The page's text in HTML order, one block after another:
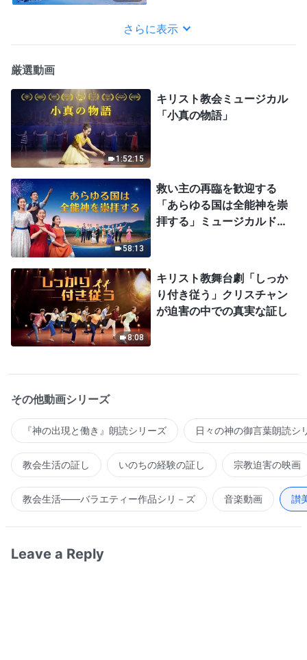
さらに表示
厳選動画
1:52:15
キリスト教会ミュージカル
「小真の物語」
58:13
救い主の再臨を歓迎する
「あらゆる国は全能神を崇
拝する」ミュージカルドラ
8:08
キリスト教舞台劇「しっか
り付き従う」クリスチャン
が迫害の中での真実な証し
その他動画シリーズ
『神の出現と働き』朗読シリーズ 日々の神の御言葉朗読シ
教会生活の証し いのちの経験の証し 宗教迫害の映画
教会生活――バラエティー作品シリ－ズ 音楽動画 讃
Leave a Reply